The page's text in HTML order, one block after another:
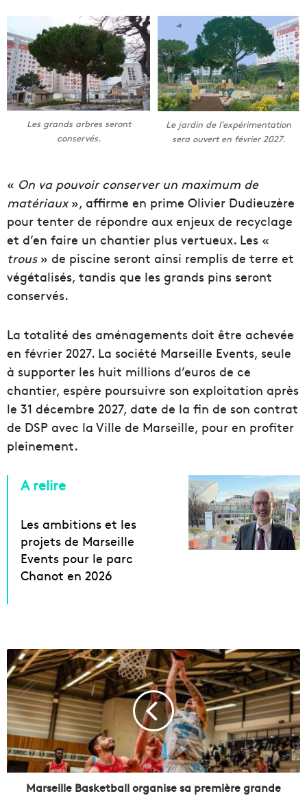
Les grands arbres seront
conservés.
Le jardin de l’expérimentation
sera ouvert en février 2027.
« On va pouvoir conserver un maximum de
matériaux», affirme en prime Olivier Dudieuzère
pour tenter de répondre aux enjeux de recyclage
et d’en faire un chantier plus vertueux. Les «
trous» de piscine seront ainsi remplis de terre et
végétalisés, tandis que les grands pins seront
conservés.
La totalité des aménagements doit être achevée
en février 2027. La société Marseille Events, seule
à supporter les huit millions d’euros de ce
chantier, espère poursuivre son exploitation après
le 31 décembre 2027, date de la fin de son contrat
de DSP avec la Ville de Marseille, pour en profiter
pleinement.
A relire
Les ambitions et les
projets de Marseille
Events pour le parc
Chanot en 2026
M
a
r
s
e
i
l
l
e
Marseille Basketball organise sa première grande